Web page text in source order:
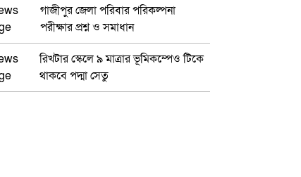
গাজীপুর জেলা পরিবার পরিকল্পনা
পরীক্ষার প্রশ্ন ও সমাধান
রিখটার স্কেলে ৯ মাত্রার ভূমিকম্পেও টিকে
থাকবে পদ্মা সেতু